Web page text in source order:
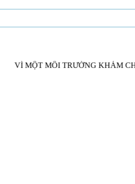
MÔI TRƯỜNG KHÁM CHỮA